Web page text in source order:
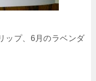
ップ、6月のラベンダ